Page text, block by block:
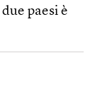
paesi è